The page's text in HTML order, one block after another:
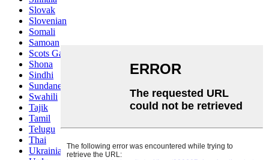
Slovak
Slovenian
Somali
Samoan
Scots Gaelic
Shona
Sindhi
Sundanese
Swahili
Tajik
Tamil
Telugu
Thai
Ukrainian